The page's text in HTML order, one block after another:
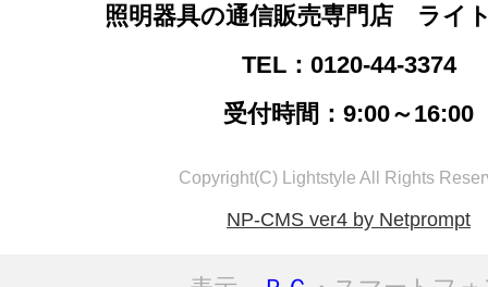
照明器具の通信販売専門店 ライ
TEL：0120-44-3374
受付時間：9:00～16:00
Copyright(C) Lightstyle All Rights
NP-CMS ver4 by Netprompt